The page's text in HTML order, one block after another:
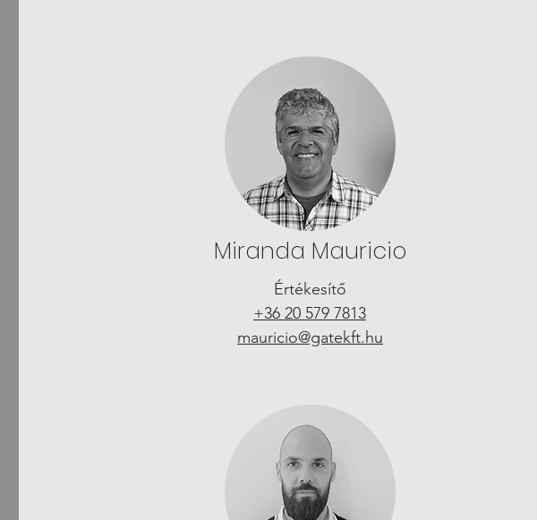
Miranda Mauricio
Értékesítő
+36 20 579 7813
mauricio@gatekft.hu